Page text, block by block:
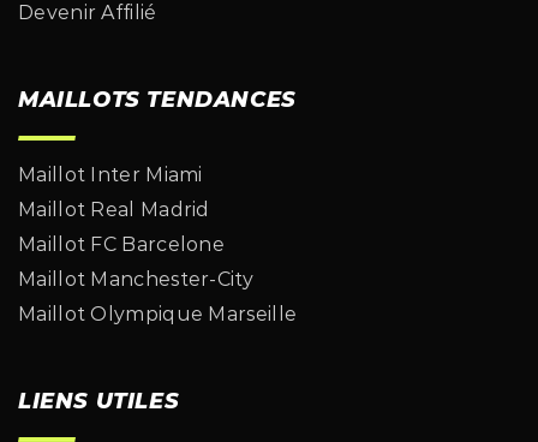
Devenir Affilié
MAILLOTS TENDANCES
Maillot Inter Miami
Maillot Real Madrid
Maillot FC Barcelone
Maillot Manchester-City
Maillot Olympique Marseille
LIENS UTILES